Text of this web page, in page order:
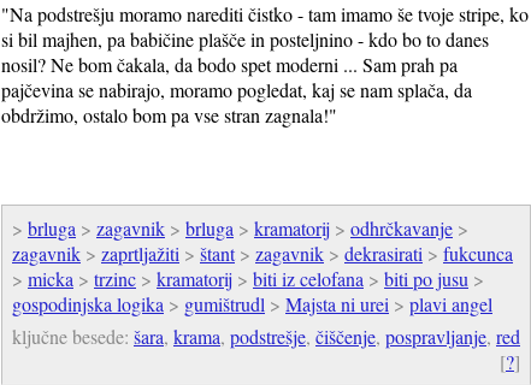
"Na podstrešju moramo narediti čistko - tam imamo še tvoje stripe, ko
si bil majhen, pa babičine plašče in posteljnino - kdo bo to danes
nosil? Ne bom čakala, da bodo spet moderni ... Sam prah pa
pajčevina se nabirajo, moramo pogledat, kaj se nam splača, da
obdržimo, ostalo bom pa vse stran zagnala!"
> brluga > zagavnik > brluga > kramatorij > odhrčkavanje >
zagavnik > zaprtljažiti > štant> zagavnik > dekrasirati > fukcunca
> micka > trzinc > kramatorij > biti iz celofana > biti po jusu >
gospodinjska logika > gumištrudl > Majsta ni urei > plavi angel
ključne besede: šara, krama, podstrešje, čiščenje, pospravljanje, red
[?]